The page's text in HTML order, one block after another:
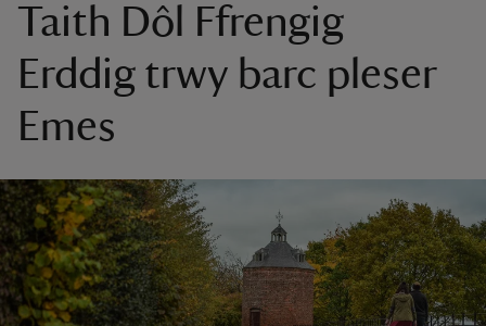
Taith Dôl Ffrengig
Erddig trwy barc pleser
Emes